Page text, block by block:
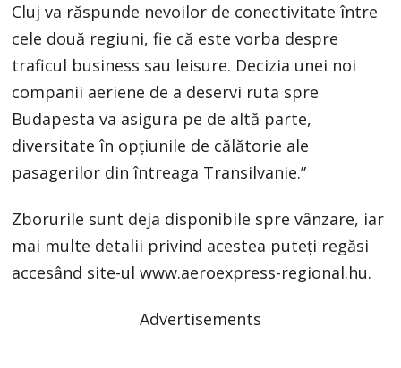
Cluj va răspunde nevoilor de conectivitate între
cele două regiuni, fie că este vorba despre
traficul business sau leisure. Decizia unei noi
companii aeriene de a deservi ruta spre
Budapesta va asigura pe de altă parte,
diversitate în opțiunile de călătorie ale
pasagerilor din întreaga Transilvanie.”
Zborurile sunt deja disponibile spre vânzare, iar
mai multe detalii privind acestea puteți regăsi
accesând site-ul www.aeroexpress-regional.hu.
Advertisements